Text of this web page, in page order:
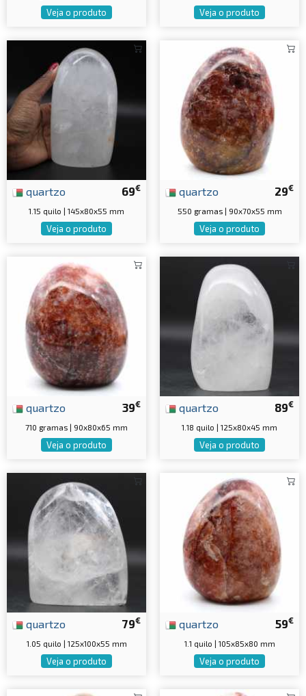
Veja o produto Veja o produto
69€
quartzo
1.15 quilo | 145x80x55 mm
Veja o produto
29€
quartzo
550 gramas | 90x70x55 mm
Veja o produto
39€
quartzo
710 gramas | 90x80x65 mm
Veja o produto
89€
quartzo
1.18 quilo | 125x80x45 mm
Veja o produto
79€
quartzo
1.05 quilo | 125x100x55 mm
Veja o produto
59€
quartzo
1.1 quilo | 105x85x80 mm
Veja o produto